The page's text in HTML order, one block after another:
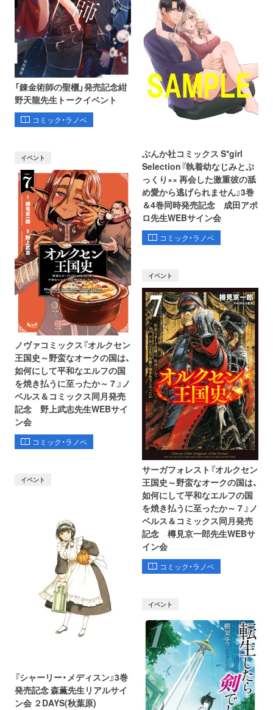
「錬金術師の聖櫃」発売記念紺
野天龍先生トークイベント
コミック・ラノベ
ぶんか社コミックス S*girl
Selection『執着幼なじみとぷ
っくり×× 再会した激重彼の舐
め愛から逃げられません』3巻
＆4巻同時発売記念 成田アポ
ロ先生WEBサイン会
コミック・ラノベ
イベント
ノヴァコミックス『オルクセン
王国史～野蛮なオークの国は、
如何にして平和なエルフの国
を焼き払うに至ったか～ 7 』ノ
ベルス＆コミックス同月発売
記念 野上武志先生WEBサイ
ン会
コミック・ラノベ
イベント
サーガフォレスト『オルクセン
王国史～野蛮なオークの国は、
如何にして平和なエルフの国
を焼き払うに至ったか～ 7 』ノ
ベルス＆コミックス同月発売
記念 樽見京一郎先生WEBサ
イン会
コミック・ラノベ
イベント
『シャーリー・メディスン』3巻
発売記念 森薫先生リアルサイ
ン会 ２DAYS(秋葉原)
イベント